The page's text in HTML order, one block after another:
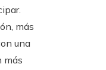
más
una
más